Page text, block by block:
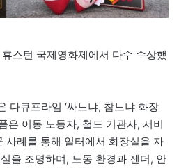
스턴 국제영화제에서 다수 수상했
다큐프라임 ‘싸느냐, 참느냐 화장
은 이동 노동자, 철도 기관사, 서비
사례를 통해 일터에서 화장실을 자
을 조명하며, 노동 환경과 젠더, 안